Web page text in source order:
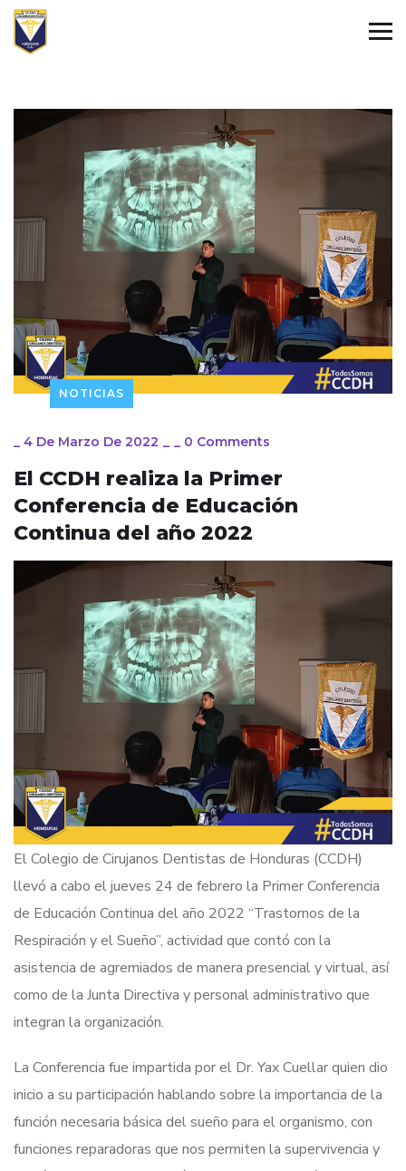
NOTICIAS
4 De Marzo De 2022 0 Comments
El CCDH realiza la Primer
Conferencia de Educación
Continua del año 2022
El Colegio de Cirujanos Dentistas de Honduras (CCDH)
llevó a cabo el jueves 24 de febrero la Primer Conferencia
de Educación Continua del año 2022 “Trastornos de la
Respiración y el Sueño”, actividad que contó con la
asistencia de agremiados de manera presencial y virtual, así
como de la Junta Directiva y personal administrativo que
integran la organización.
La Conferencia fue impartida por el Dr. Yax Cuellar quien dio
inicio a su participación hablando sobre la importancia de la
función necesaria básica del sueño para el organismo, con
funciones reparadoras que nos permiten la supervivencia y